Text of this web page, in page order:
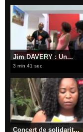
Jim DAVERY : Un...
3 min 41 sec
Concert de solidarit...